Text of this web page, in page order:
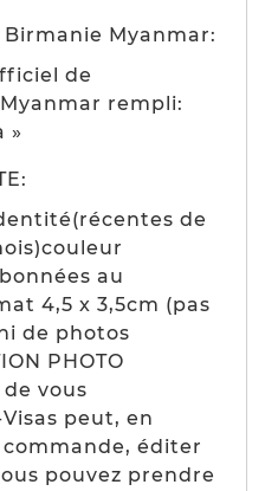
Birmanie Myanmar:
de
rempli:
»
de
au
4,5 x 3,5cm (pas
de photos
PHOTO
de vous
peut, en
éditer
pouvez prendre